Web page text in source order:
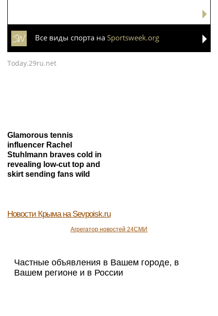
Все виды спорта на Sportsweek.org
Today.29ru.net
Glamorous tennis
influencer Rachel
Stuhlmann braves cold in
revealing low-cut top and
skirt sending fans wild
Новости Крыма на Sevpoisk.ru
Агрегатор новостей 24СМИ
Частные объявления в Вашем городе, в
Вашем регионе и в России